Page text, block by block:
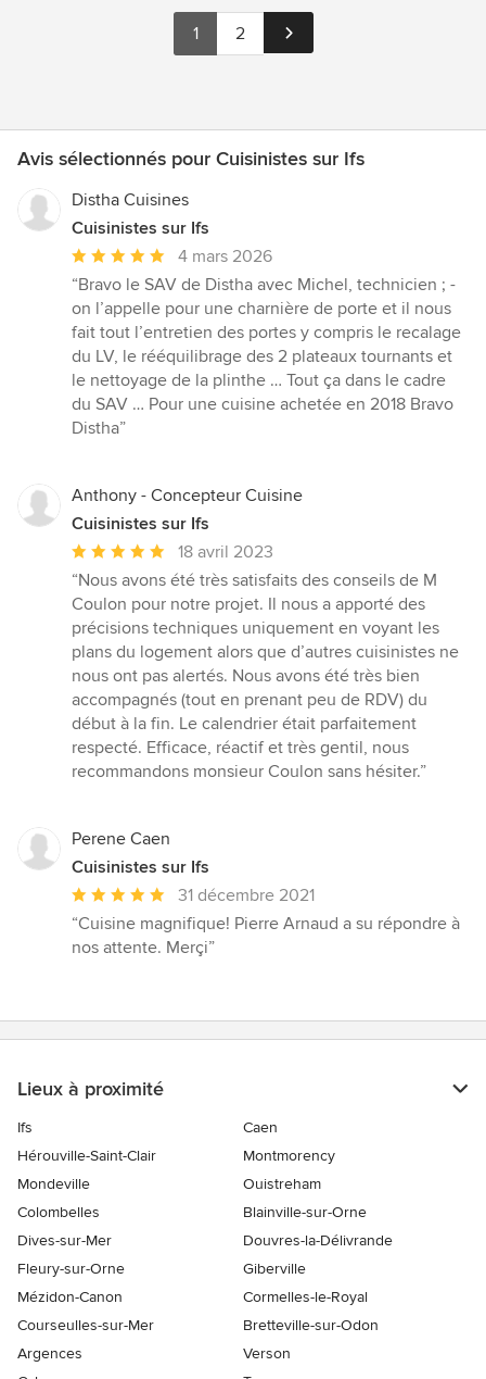
1 2
Avis sélectionnés pour Cuisinistes sur Ifs
Distha Cuisines
Cuisinistes sur Ifs
Note
moyenne
:
5
étoiles
sur
5
4 mars 2026
“Bravo le SAV de Distha avec Michel, technicien ; -
on l’appelle pour une charnière de porte et il nous
fait tout l’entretien des portes y compris le recalage
du LV, le rééquilibrage des 2 plateaux tournants et
le nettoyage de la plinthe … Tout ça dans le cadre
du SAV … Pour une cuisine achetée en 2018 Bravo
Distha”
Anthony - Concepteur Cuisine
Cuisinistes sur Ifs
Note
moyenne
:
5
étoiles
sur
5
18 avril 2023
“Nous avons été très satisfaits des conseils de M
Coulon pour notre projet. Il nous a apporté des
précisions techniques uniquement en voyant les
plans du logement alors que d’autres cuisinistes ne
nous ont pas alertés. Nous avons été très bien
accompagnés (tout en prenant peu de RDV) du
début à la fin. Le calendrier était parfaitement
respecté. Efficace, réactif et très gentil, nous
recommandons monsieur Coulon sans hésiter.”
Perene Caen
Cuisinistes sur Ifs
Note
moyenne
:
5
31 décembre 2021
“Cuisine magnifique! Pierre Arnaud a su répondre à
nos attente. Merçi”
Lieux à proximité
Ifs
Caen
Hérouville-Saint-Clair
Montmorency
Mondeville
Ouistreham
Colombelles
Blainville-sur-Orne
Dives-sur-Mer
Douvres-la-Délivrande
Fleury-sur-Orne
Giberville
Mézidon-Canon
Cormelles-le-Royal
Courseulles-sur-Mer
Bretteville-sur-Odon
Argences
Verson